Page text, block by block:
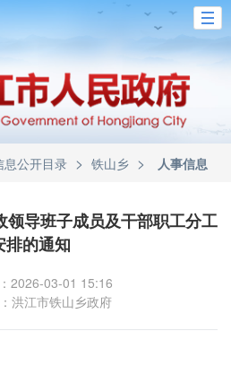
息公开目录 > 铁山乡 > 人事信息
领导班子成员及干部职工分工
排的通知
2026-03-01 15:16
洪江市铁山乡政府